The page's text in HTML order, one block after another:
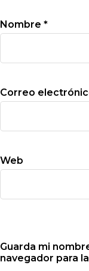
Nombre *
Correo
Web
Guarda mi
navegador para